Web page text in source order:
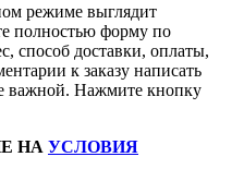
режиме выглядит
полностью форму по
способ доставки, оплаты,
к заказу написать
важной. Нажмите кнопку
НА УСЛОВИЯ